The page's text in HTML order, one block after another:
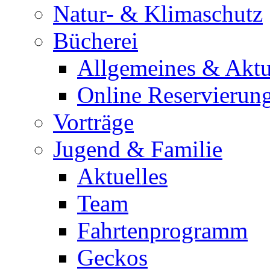
Natur- & Klimaschutz
Bücherei
Allgemeines &
Online
Vorträge
Jugend & Familie
Aktuelles
Team
Fahrtenprogramm
Geckos